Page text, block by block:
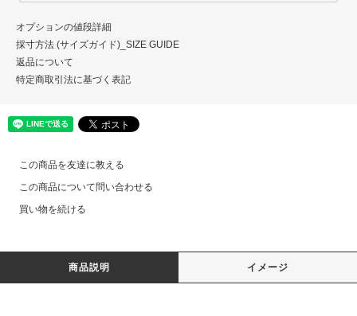
オプションの値段詳細
採寸方法 (サイズガイド)_SIZE GUIDE
返品について
特定商取引法に基づく表記
この商品を友達に教える
この商品について問い合わせる
買い物を続ける
商品説明 イメージ